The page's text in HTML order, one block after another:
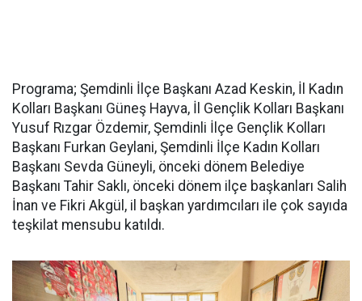
Programa; Şemdinli İlçe Başkanı Azad Keskin, İl Kadın
Kolları Başkanı Güneş Hayva, İl Gençlik Kolları Başkanı
Yusuf Rızgar Özdemir, Şemdinli İlçe Gençlik Kolları
Başkanı Furkan Geylani, Şemdinli İlçe Kadın Kolları
Başkanı Sevda Güneyli, önceki dönem Belediye
Başkanı Tahir Saklı, önceki dönem ilçe başkanları Salih
İnan ve Fikri Akgül, il başkan yardımcıları ile çok sayıda
teşkilat mensubu katıldı.